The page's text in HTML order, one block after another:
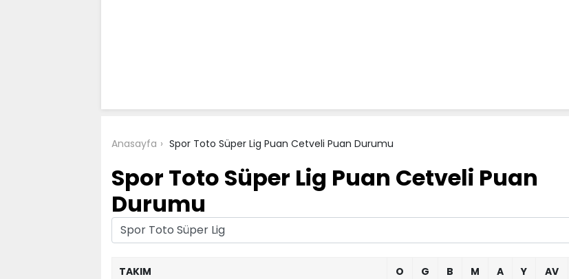
Anasayfa Spor Toto Süper Lig Puan Cetveli Puan Durumu
Spor Toto Süper Lig Puan Cetveli Puan
Durumu
TAKIM O G B M A Y AV